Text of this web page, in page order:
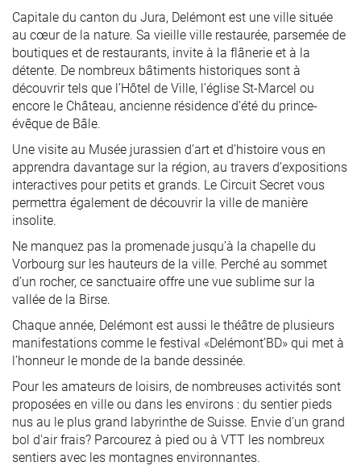
Capitale du canton du Jura, Delémont est une ville située
au cœur de la nature. Sa vieille ville restaurée, parsemée de
boutiques et de restaurants, invite à la flânerie et à la
détente. De nombreux bâtiments historiques sont à
découvrir tels que l’Hôtel de Ville, l’église St-Marcel ou
encore le Château, ancienne résidence d’été du prince-
évêque de Bâle.
Une visite au Musée jurassien d’art et d’histoire vous en
apprendra davantage sur la région, au travers d’expositions
interactives pour petits et grands. Le Circuit Secret vous
permettra également de découvrir la ville de manière
insolite.
Ne manquez pas la promenade jusqu’à la chapelle du
Vorbourg sur les hauteurs de la ville. Perché au sommet
d’un rocher, ce sanctuaire offre une vue sublime sur la
vallée de la Birse.
Chaque année, Delémont est aussi le théâtre de plusieurs
manifestations comme le festival «Delémont’BD» qui met à
l’honneur le monde de la bande dessinée.
Pour les amateurs de loisirs, de nombreuses activités sont
proposées en ville ou dans les environs : du sentier pieds
nus au le plus grand labyrinthe de Suisse. Envie d'un grand
bol d'air frais? Parcourez à pied ou à VTT les nombreux
sentiers avec les montagnes environnantes.